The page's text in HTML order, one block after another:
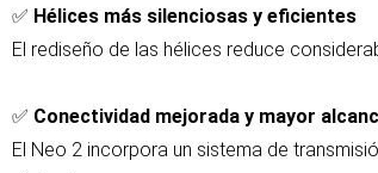
✅ Hélices más silenciosas y eficientes
El rediseño de las hélices reduce
✅ Conectividad mejorada y mayor
El Neo 2 incorpora un sistema de